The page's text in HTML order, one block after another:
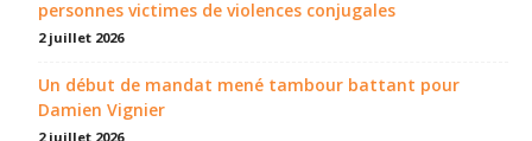
personnes victimes de violences conjugales
2 juillet 2026
Un début de mandat mené tambour battant pour
Damien Vignier
2 juillet 2026